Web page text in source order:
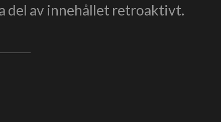
del av innehållet retroaktivt.